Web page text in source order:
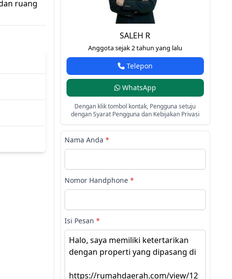
ruang
SALEH R
Anggota sejak 2 tahun yang lalu
Telepon
WhatsApp
Dengan klik tombol kontak, Pengguna setuju
dengan Syarat Pengguna dan Kebijakan Privasi
Nama Anda *
Nomor Handphone *
Isi Pesan *